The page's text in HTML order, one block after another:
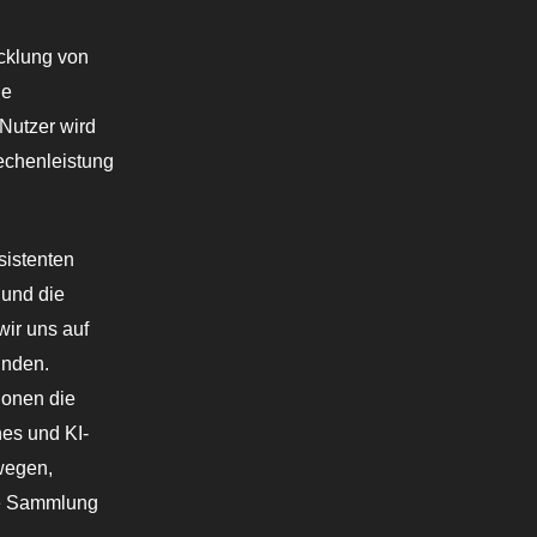
von
wird
die
uns auf
die
und KI-
Sammlung